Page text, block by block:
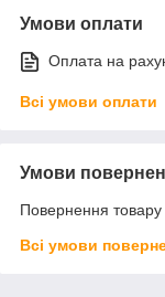
Умови оплати
Оплата на
Всі умови оплати
Умови
Повернення
Всі умови